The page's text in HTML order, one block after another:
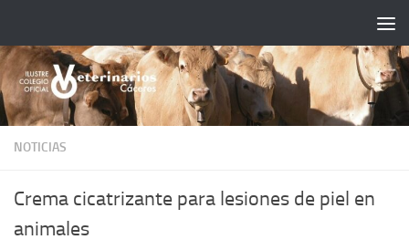
NOTICIAS
Crema cicatrizante para lesiones de piel en
animales